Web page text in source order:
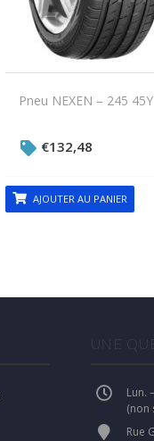
Pneu NEXEN – 245
€132,48
AJOUTER AU PANIER
UNE
Lun.
(non
Rue